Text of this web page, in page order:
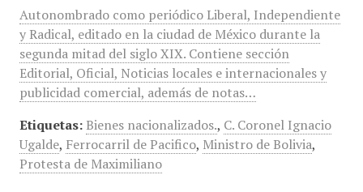
Autonombrado como periódico Liberal, Independiente
y Radical, editado en la ciudad de México durante la
segunda mitad del siglo XIX. Contiene sección
Editorial, Oficial, Noticias locales e internacionales y
publicidad comercial, además de notas…
Etiquetas: Bienes nacionalizados., C. Coronel Ignacio
Ugalde, Ferrocarril de Pacifico, Ministro de Bolivia,
Protesta de Maximiliano